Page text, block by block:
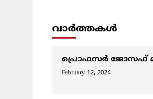
വാര്‍ത്തകള്‍
പ്രൊഫസർ ജോസഫ്
February 12, 2024